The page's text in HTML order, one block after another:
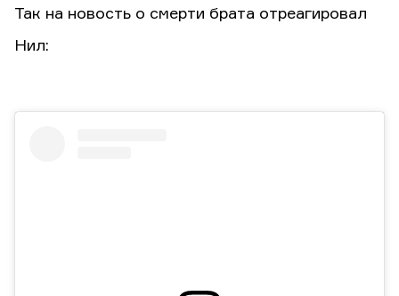
Так на новость о смерти брата отреагировал
Нил: